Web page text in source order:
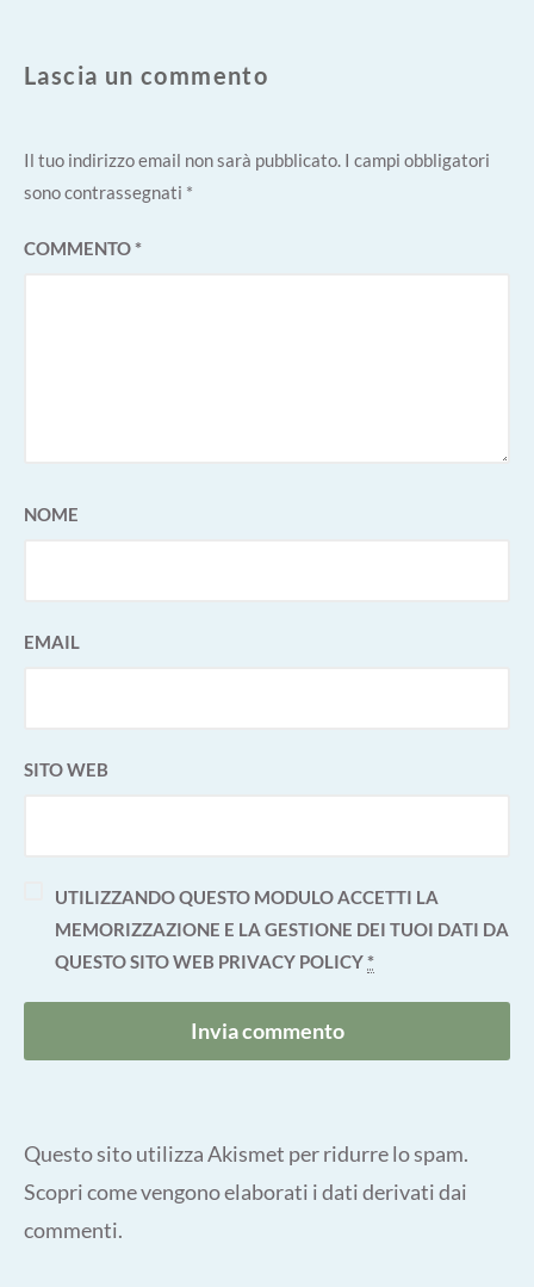
Lascia un commento
Il tuo indirizzo email non sarà pubblicato. I campi obbligatori
sono contrassegnati *
COMMENTO*
NOME
EMAIL
SITO WEB
UTILIZZANDO QUESTO MODULO ACCETTI LA
MEMORIZZAZIONE E LA GESTIONE DEI TUOI DATI DA
QUESTO SITO WEB PRIVACY POLICY*
Questo sito utilizza Akismet per ridurre lo spam.
Scopri come vengono elaborati i dati derivati dai
commenti.